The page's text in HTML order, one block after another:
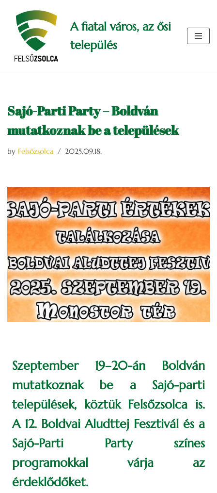
Skip
content
A fiatal város, az ősi
település
Sajó-Parti Party – Boldván
mutatkoznak be a települések
by Felsőzsolca 2025.09.18.
Szeptember 19–20-án Boldván
mutatkoznak be a Sajó-parti
települések, köztük Felsőzsolca is.
A 12. Boldvai Aludttej Fesztivál és a
Sajó-Parti Party színes
programokkal várja az
érdeklődőket.